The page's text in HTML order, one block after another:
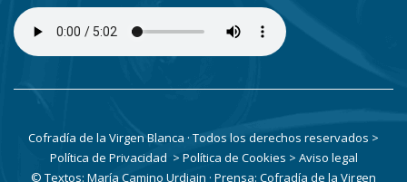
Cofradía de la Virgen Blanca · Todos los derechos reservados >
Política de Privacidad > Política de Cookies > Aviso legal
© Textos: María Camino Urdiain · Prensa: Cofradía de la Virgen